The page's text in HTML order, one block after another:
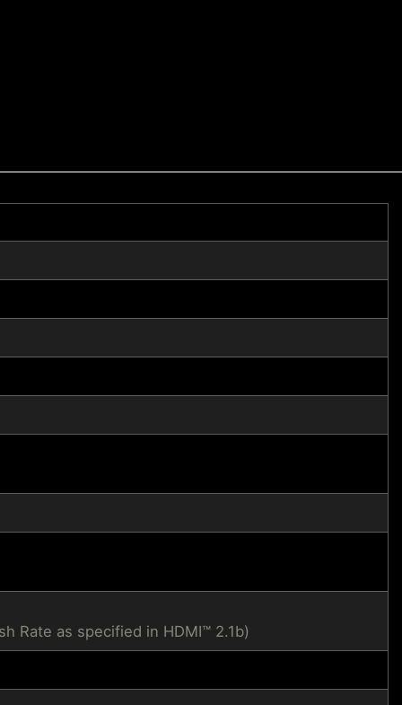
Rate as specified in HDMI™ 2.1b)